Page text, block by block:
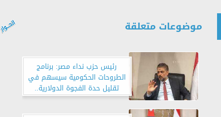
موضوعات متعلقة
رئيس حزب نداء مصر: برنامج
الطروحات الحكومية سيسهم في
تقليل حدة الفجوة الدولارية..
و«الإنتاج وزيادة التصدير» هما